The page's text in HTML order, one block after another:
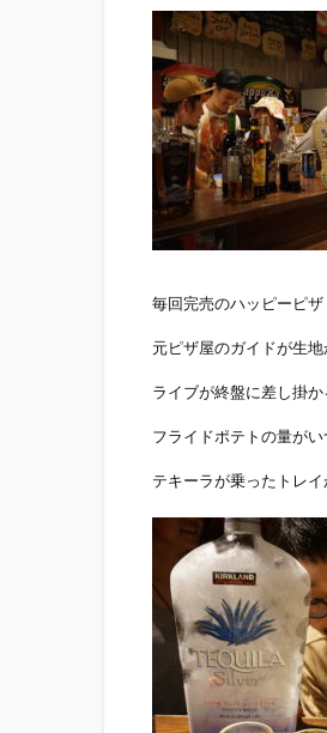
毎回完売のハッピーピザ
元ピザ屋のガイドが生地
ライブが終盤に差し掛
フライドポテトの量が
テキーラが乗ったトレ